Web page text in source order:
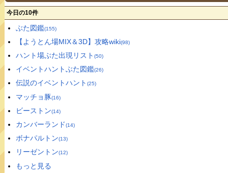
今日の10件
ぶた図鑑(155)
【ようとん場MIX＆3D】攻略wiki(98)
ハント場ぶた出現リスト (50)
イベントハントぶた図鑑(26)
伝説のイベントハント (25)
マッチョ豚(16)
ビーストン(14)
カンバーランド(14)
ボナパルトン(13)
リーゼントン(12)
もっと見る